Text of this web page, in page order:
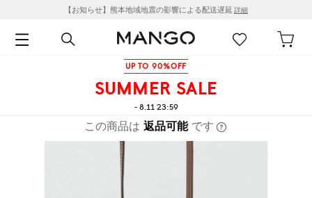
【お知らせ】熊本地域地震の影響による配送遅延 詳細
UP TO 90%OFF
SUMMER SALE
- 8.11 23:59
この商品は 返品可能 です